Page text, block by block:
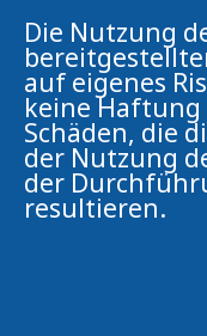
Die Nutzung
auf eigenes
keine
Schäden, die
der Nutzung
der
resultieren.